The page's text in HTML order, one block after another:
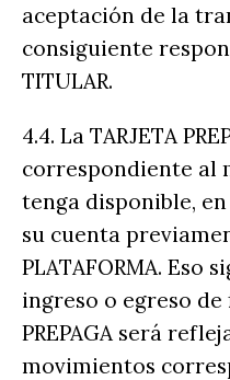
aceptación de la
consiguiente
TITULAR.
4.4. La TARJETA
correspondiente al
tenga disponible,
su cuenta
PLATAFORMA. Eso
ingreso o egreso de
PREPAGA será
movimientos